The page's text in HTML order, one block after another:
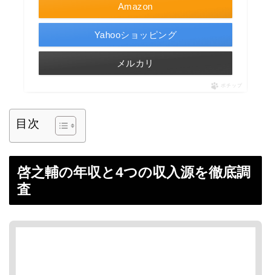
Amazon
Yahooショッピング
メルカリ
ポチップ
目次
啓之輔の年収と4つの収入源を徹底調
査